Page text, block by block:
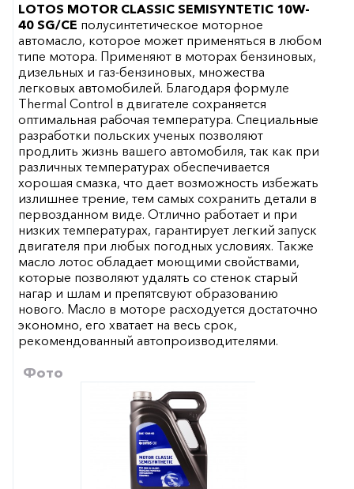
LOTOS MOTOR CLASSIC SEMISYNTETIC 10W-
40 SG/CE полусинтетическое моторное
автомасло, которое может применяться в любом
типе мотора. Применяют в моторах бензиновых,
дизельных и газ-бензиновых, множества
легковых автомобилей. Благодаря формуле
Thermal Control в двигателе сохраняется
оптимальная рабочая температура. Специальные
разработки польских ученых позволяют
продлить жизнь вашего автомобиля, так как при
различных температурах обеспечивается
хорошая смазка, что дает возможность избежать
излишнее трение, тем самых сохранить детали в
первозданном виде. Отлично работает и при
низких температурах, гарантирует легкий запуск
двигателя при любых погодных условиях. Также
масло лотос обладает моющими свойствами,
которые позволяют удалять со стенок старый
нагар и шлам и препятсвуют образованию
нового. Масло в моторе расходуется достаточно
экономно, его хватает на весь срок,
рекомендованный автопроизводителями.
Фото